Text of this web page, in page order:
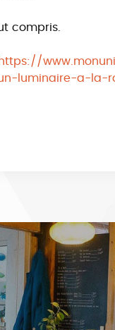
compris.
https://
luminaire-a-la-